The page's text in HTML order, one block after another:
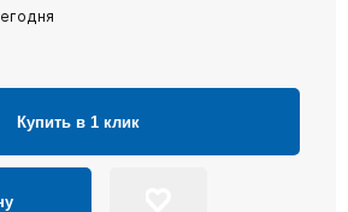
Купить в 1 клик